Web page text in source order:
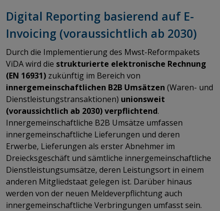
Digital Reporting basierend auf E-
Invoicing (voraussichtlich ab 2030)
Durch die Implementierung des Mwst-Reformpakets
ViDA wird die strukturierte elektronische Rechnung
(EN 16931) zukünftig im Bereich von
innergemeinschaftlichen B2B Umsätzen (Waren- und
Dienstleistungstransaktionen) unionsweit
(voraussichtlich ab 2030) verpflichtend.
Innergemeinschaftliche B2B Umsätze umfassen
innergemeinschaftliche Lieferungen und deren
Erwerbe, Lieferungen als erster Abnehmer im
Dreiecksgeschäft und sämtliche innergemeinschaftliche
Dienstleistungsumsätze, deren Leistungsort in einem
anderen Mitgliedstaat gelegen ist. Darüber hinaus
werden von der neuen Meldeverpflichtung auch
innergemeinschaftliche Verbringungen umfasst sein.